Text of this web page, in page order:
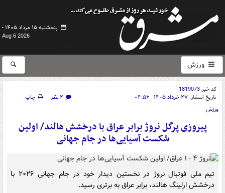
پنجشنبه ۱۵ مرداد ۱۴۰۵ -
Aug 6 2026
ورزش
کد خبر1819073
تاریخ انتشار: ۲۷ خرداد ۱۴۰۵ - ۰۴:۵۶ ۲ نظر
چاپ
ورزش
پیروزی‌ پرگل نروژ برابر عراق با درخشش هالند/ اولین
شکست آسیایی‌ها در جام جهانی
تیم ملی فوتبال نروژ در نخستین دیدار خود در جام جهانی ۲۰۲۶ با
درخشش ارلینگ هالند، برابر عراق به برتری رسید.